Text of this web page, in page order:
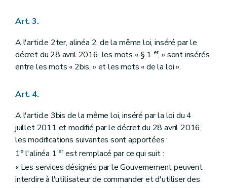
Art. 3.
A l'article 2ter, alinéa 2, de la même loi, inséré par le
décret du 28 avril 2016, les mots « § 1 er, » sont insérés
entre les mots « 2bis, » et les mots « de la loi ».
Art. 4.
A l'article 3bis de la même loi, inséré par la loi du 4
juillet 2011 et modifié par le décret du 28 avril 2016,
les modifications suivantes sont apportées :
1° l'alinéa 1 erest remplacé par ce qui suit :
« Les services désignés par le Gouvernement peuvent
interdire à l'utilisateur de commander et d'utiliser des